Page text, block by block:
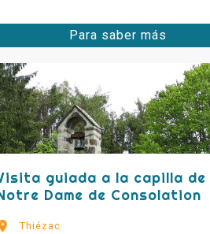
Para saber más
guiada a la capilla de
Dame de Consolation
Thiézac